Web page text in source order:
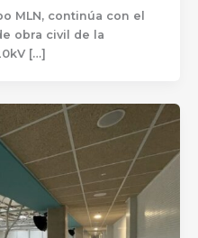
MLN, continúa con el
obra civil de la
[…]